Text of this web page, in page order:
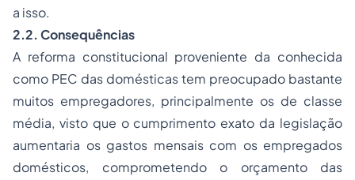
a isso.
2.2. Consequências
A reforma constitucional proveniente da conhecida
como PEC das domésticas tem preocupado bastante
muitos empregadores, principalmente os de classe
média, visto que o cumprimento exato da legislação
aumentaria os gastos mensais com os empregados
domésticos, comprometendo o orçamento das